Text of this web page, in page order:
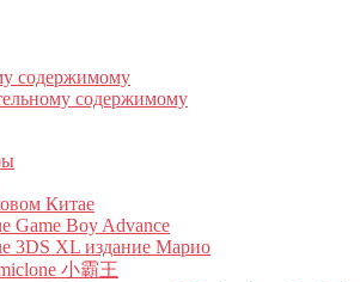
содержимому
содержимому
Китае
Game Boy Advance
3DS XL издание Марио
小霸王